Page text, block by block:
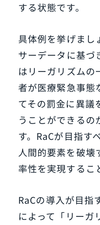
する状態です。
具体例を挙げまし
サーデータに基づ
はリーガリズムの
者が医療緊急事態
てその罰金に異議
うことができるの
す。RaCが目指す
人間的要素を破壊
率性を実現するこ
RaCの導入が目指
によって「リーガ